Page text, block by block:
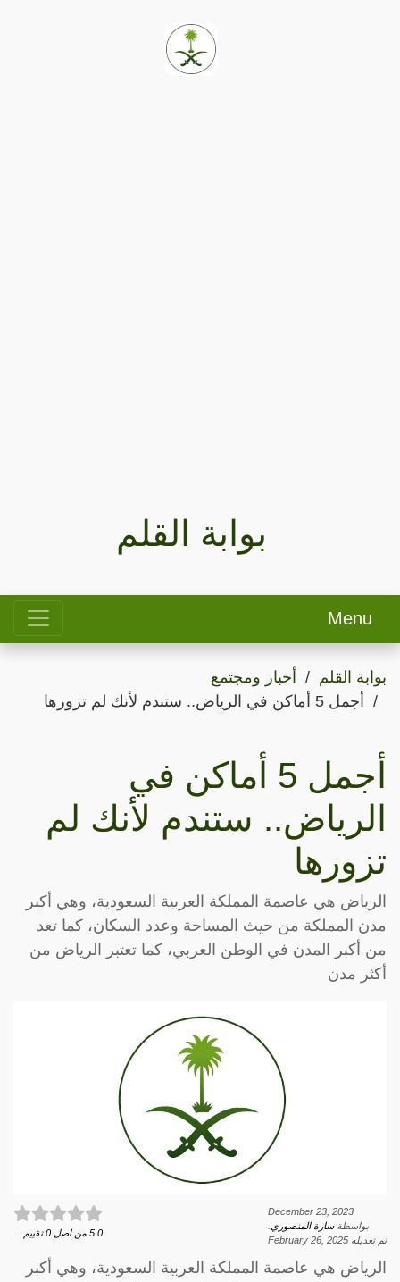
بوابة القلم
Menu
بوابة القلم
أخبار ومجتمع
أجمل 5 أماكن في الرياض.. ستندم لأنك لم تزورها
أجمل 5 أماكن في
الرياض.. ستندم لأنك لم
تزورها
الرياض هي عاصمة المملكة العربية السعودية، وهي أكبر
مدن المملكة من حيث المساحة وعدد السكان، كما تعد
من أكبر المدن في الوطن العربي، كما تعتبر الرياض من
أكثر مدن
December 23, 2023
بواسطةسارة المنصوري
تم تعديله February 26, 2025
0
5 من اصل 0 تقييم.
الرياض هي عاصمة المملكة العربية السعودية، وهي أكبر